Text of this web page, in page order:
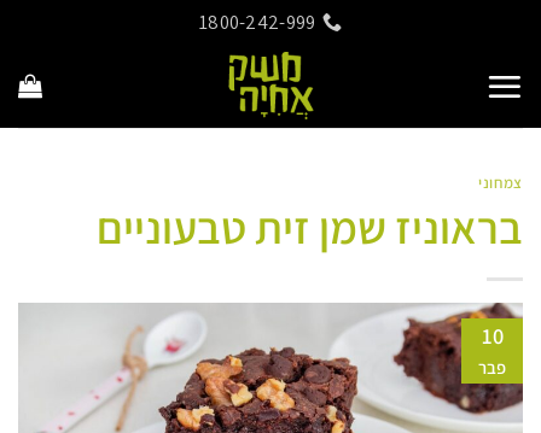
content
1800-242-999
צמחוני
בראוניז שמן זית טבעוניים
10
פבר